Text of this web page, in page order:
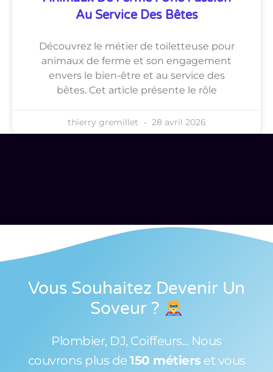
Au Service Des Bêtes
Découvrez le métier de toiletteuse pour
animaux de ferme et son engagement
envers le bien-être et au service des
bêtes. Cet article présente le rôle
thierry gremillet 28 avril 2026
Vous Souhaitez Devenir Un
Soveur ?
Plombier, DJ, Coiffeurs... Nous
couvrons plus de 150 métiers et vous